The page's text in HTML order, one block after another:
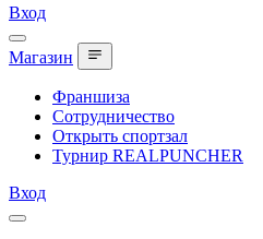
Вход
Магазин
Франшиза
Сотрудничество
Открыть спортзал
Турнир REALPUNCHER
Вход